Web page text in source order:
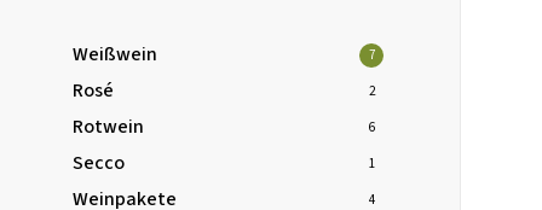
Weißwein 7
Rosé 2
Rotwein 6
Secco 1
Weinpakete 4